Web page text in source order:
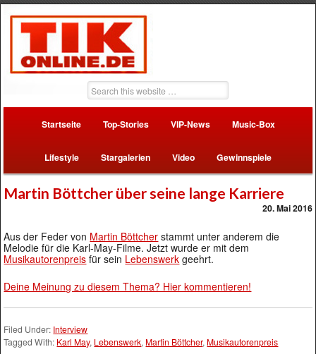
Startseite Top-Stories VIP-News Music-Box
Lifestyle Stargalerien Video Gewinnspiele
Martin Böttcher über seine lange Karriere
20. Mai 2016
Aus der Feder von Martin Böttcher stammt unter anderem die
Melodie für die Karl-May-Filme. Jetzt wurde er mit dem
Musikautorenpreis für sein Lebenswerk geehrt.
Deine Meinung zu diesem Thema? Hier kommentieren!
Filed Under: Interview
Tagged With: Karl May, Lebenswerk, Martin Böttcher, Musikautorenpreis